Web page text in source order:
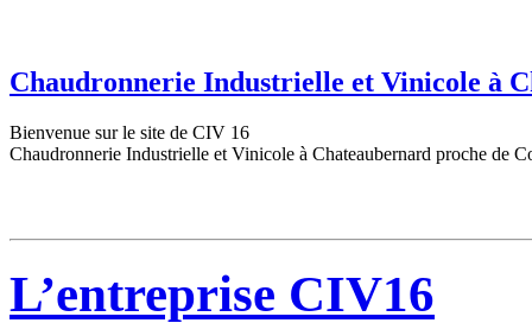
Chaudronnerie Industrielle et Vinicole à
Bienvenue sur le site de CIV 16
Chaudronnerie Industrielle et Vinicole à Chateaubernard proche de
L’entreprise CIV16